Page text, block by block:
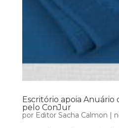
Escritório apoia Anuário
pelo ConJur
por Editor Sacha Calmon |